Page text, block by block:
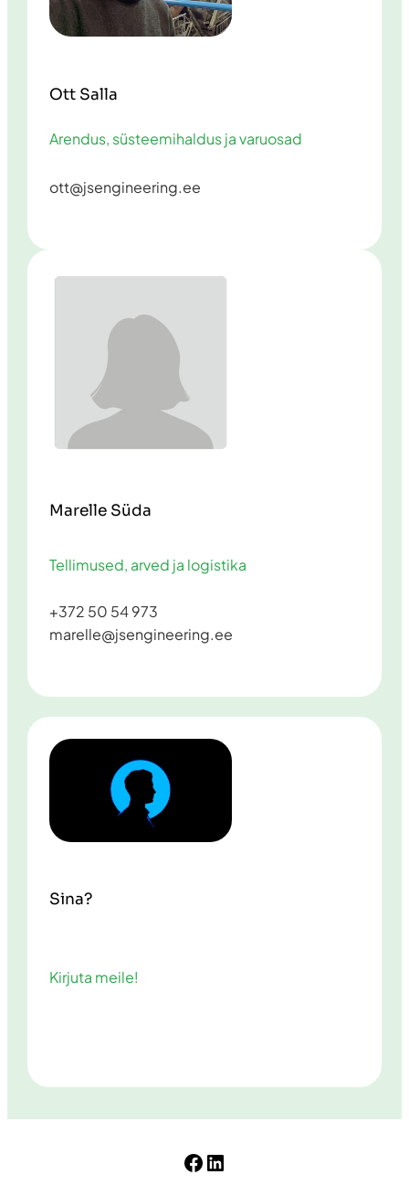
Ott Salla
Arendus, süsteemihaldus ja varuosad
ott@jsengineering.ee
Marelle Süda
Tellimused, arved ja logistika
+372 50 54 973
marelle@jsengineering.ee
Sina?
Kirjuta meile!
Facebook
LinkedIn